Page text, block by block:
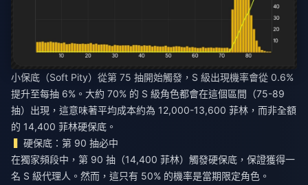
小保底（Soft Pity）從第 75 抽開始觸發，S 級出現機率會從 0.6%
提升至每抽 6%。大約 70% 的 S 級角色都會在這個區間（75-89
抽）出現，這意味著平均成本約為 12,000-13,600 菲林，而非全額
的 14,400 菲林硬保底。
硬保底：第 90 抽必中
在獨家頻段中，第 90 抽（14,400 菲林）觸發硬保底，保證獲得一
名 S 級代理人。然而，這只有 50% 的機率是當期限定角色。